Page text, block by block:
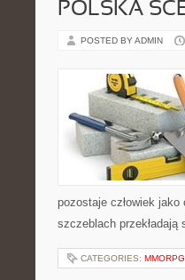
POLSKA
POSTED BY ADMIN
pozostaje człowiek
szczeblach
CATEGORIES: MMORPG